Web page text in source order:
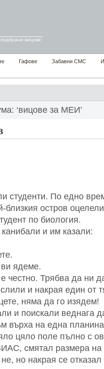
вицове
Гафове Забавни СМС
‘вицове за МЕИ’
студенти. По едно
остров
по биология.
и им казали:
ядеме.
честно. Трябва да ни
и накрая един от
няма да го изядем!
и поискали веднага
върха на една планина
цяло поле пълно с
смятал размера на
но накрая се отказал